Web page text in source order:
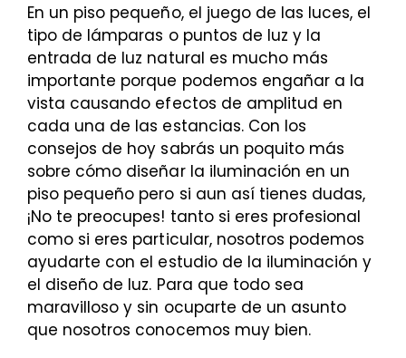
En un piso pequeño, el juego de las luces, el
tipo de lámparas o puntos de luz y la
entrada de luz natural es mucho más
importante porque podemos engañar a la
vista causando efectos de amplitud en
cada una de las estancias. Con los
consejos de hoy sabrás un poquito más
sobre cómo diseñar la iluminación en un
piso pequeño pero si aun así tienes dudas,
¡No te preocupes! tanto si eres profesional
como si eres particular, nosotros podemos
ayudarte con el estudio de la iluminación y
el diseño de luz. Para que todo sea
maravilloso y sin ocuparte de un asunto
que nosotros conocemos muy bien.